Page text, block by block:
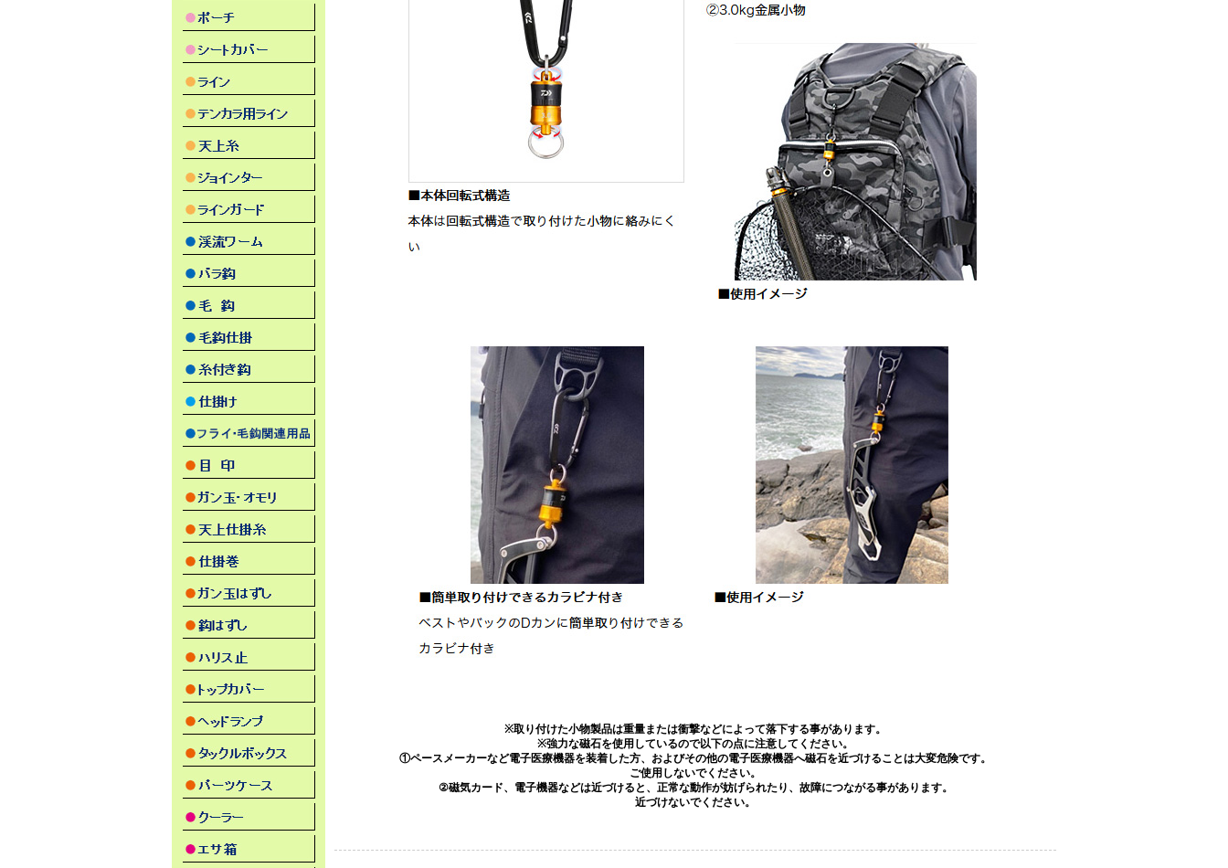
※取り付けた小物製品は重量または衝撃などによって落下する事があります。
※強力な磁石を使用しているので以下の点に注意してください。
①ペースメーカーなど電子医療機器を装着した方、およびその他の電子医療機器へ磁石を近づけることは大変危険です。
ご使用しないでください。
②磁気カード、電子機器などは近づけると、正常な動作が妨げられたり、故障につながる事があります。
近づけないでください。